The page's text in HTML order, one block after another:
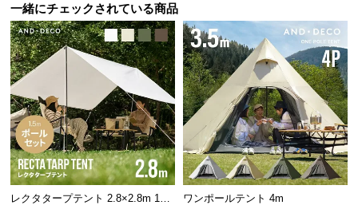
会
員
規
約
に
つ
い
て
一緒にチェックされている商品
レクタタープテント 2.8×2.8m 150
ワンポールテント 4m